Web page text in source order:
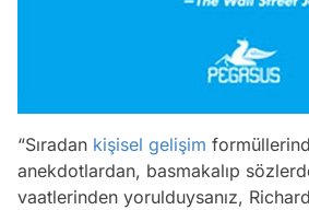
“Sıradan kişisel gelişim
anekdotlardan, basmakalıp
vaatlerinden yorulduysanız,